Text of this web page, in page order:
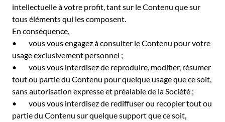
intellectuelle à votre profit, tant sur le Contenu que sur
tous éléments qui les composent.
En conséquence,
• vous vous engagez à consulter le Contenu pour votre
usage exclusivement personnel ;
• vous vous interdisez de reproduire, modifier, résumer
tout ou partie du Contenu pour quelque usage que ce soit,
sans autorisation expresse et préalable de la Société ;
• vous vous interdisez de rediffuser ou recopier tout ou
partie du Contenu sur quelque support que ce soit,